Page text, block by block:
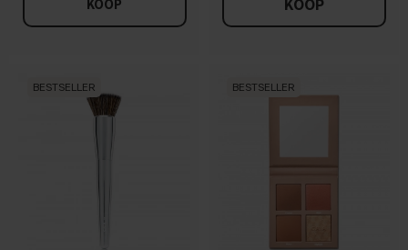
KOOP KOOP
BESTSELLER BESTSELLER